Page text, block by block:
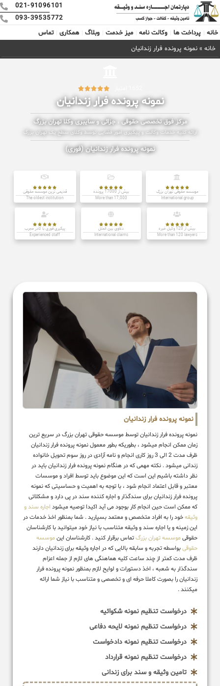
021-91096101
093-39535772
خانه
پرداخت ها وکالت نامه میز خدمت وبلاگ همکاری
تماس
خانه » نمونه پرونده فرار زندانیان





نمونه پرونده فرار زندانیان
مرکز فوق تخصصی حقوقی ، جزائی و سایبری وکلا تهران بزرگ
ارائه کلیه خدمات وکالت و پیگیری امور قضایی توسط وکلای سطح یک تهران بزرگ
نمونه پرونده فرار زندانیان (فوری)





موسسه حقوقی تهران بزرگ
International group





بیش از 17000 پرونده
More than 17,000





قدیمی ترین موسسه حقوقی
The oldest institution





بیش از 120 وکیل خبره
More than 120 lawyers





دعاوی بین الملل
International claims





پیگیری فوری با کادر مجرب
Experienced staff
نمونه پرونده فرار زندانیان
نمونه پرونده فرار زندانیان توسط موسسه حقوقی تهران بزرگ در سریع ترین
زمان ممکن انجام میشود ، بطوریکه بطور معمول نمونه پرونده فرار زندانیان
ظرف مدت 2 الی 3 روز کاری انجام و نامه آزادی در روز سوم تحویل خانواده
زندانی میشود . نکته مهمی که در هنگام نمونه پرونده فرار زندانیان باید در
نظر داشته باشیم این است که این موضوع باید توسط افراد و موسسات
معتبر و قابل اعتماد انجام شود ، با توجه به اهمیت و حساسیتی که نمونه
پرونده فرار زندانیان برای سندگذار و اجاره کننده سند در پی دارد و مشکلاتی
که ممکن است حین انجام کار بوجود می آید اکیدا توصیه میشود اجاره سند و
وثیقهخود را به افراد متخصص و معتمد بسپارید . شما بمنظور اخذ خدمات در
این زمینه و یا اجاره سند و وثیقه متناسب با نیاز خود میتوانید با کارشناسان
حقوقی موسسه تهران بزرگتماس برقرار کنید . کارشناسان این موسسه
حقوقیبواسطه تجربه و سابقه بالایی که در اجاره وثیقه برای زندانیان دارند
ظرف مدت کمتر از چند ساعت کلیه هماهنگی های لازم از جمله اعزام
سندگذار به شعبه ، اخذ دستورات و لوایح لازم بمنظور نمونه پرونده فرار
زندانیان را بصورت کاملا حرفه ای و تخصصی و متناسب با نیاز شما ارائه
میکنند .
درخواست تنظیم نمونه شکوائیه
درخواست تنظیم نمونه لایحه دفاعی
درخواست تنظیم نمونه دادخواست
درخواست تنظیم نمونه قرارداد
تامین وثیقه و سند برای زندانی